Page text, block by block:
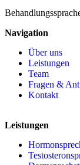
Navigation
Über uns
Leistungen
Team
Fragen &
Kontakt
Leistungen